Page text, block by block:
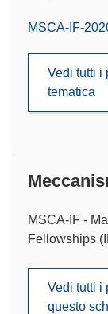
MSCA-IF-
Vedi tutti i
tematica
MSCA-IF -
Fellowships
Vedi tutti i
questo